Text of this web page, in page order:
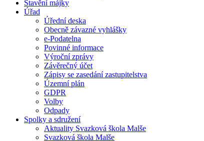
Stavění májky
Úřad
Úřední deska
Obecně závazné vyhlášky
e-Podatelna
Povinné informace
Výroční zprávy
Závěrečný účet
Zápisy se zasedání zastupitelstva
Územní plán
GDPR
Volby
Odpady
Spolky a sdružení
Aktuality Svazková škola Malše
Svazková škola Malše